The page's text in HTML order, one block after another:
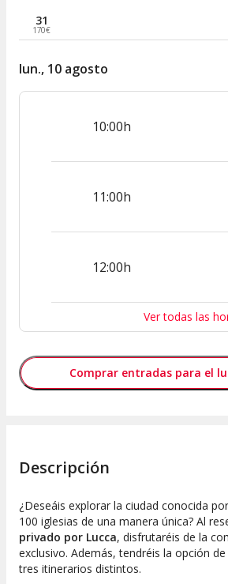
31
170€
lun., 10 agosto
10:00h
11:00h
12:00h
Ver todas las
Comprar entradas para el
Descripción
¿Deseáis explorar la ciudad conocida
100 iglesias de una manera única? Al
privado por Lucca, disfrutaréis de la
exclusivo. Además, tendréis la opción
tres itinerarios distintos.